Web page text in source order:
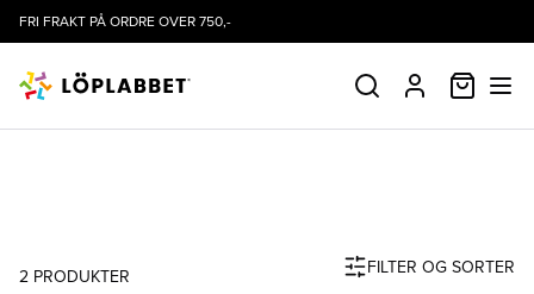
FRI FRAKT PÅ ORDRE OVER 750,-
SØK PROFIL
Produktliste
2 PRODUKTER FILTER OG SORTER